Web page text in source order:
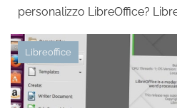
personalizzo LibreOffice?
Libreoffice